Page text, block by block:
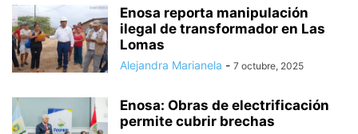
Enosa reporta manipulación
ilegal de transformador en Las
Lomas
Alejandra Marianela - 7 octubre, 2025
Enosa: Obras de electrificación
permite cubrir brechas